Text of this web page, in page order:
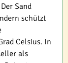
Sand
schützt
Celsius. In
als